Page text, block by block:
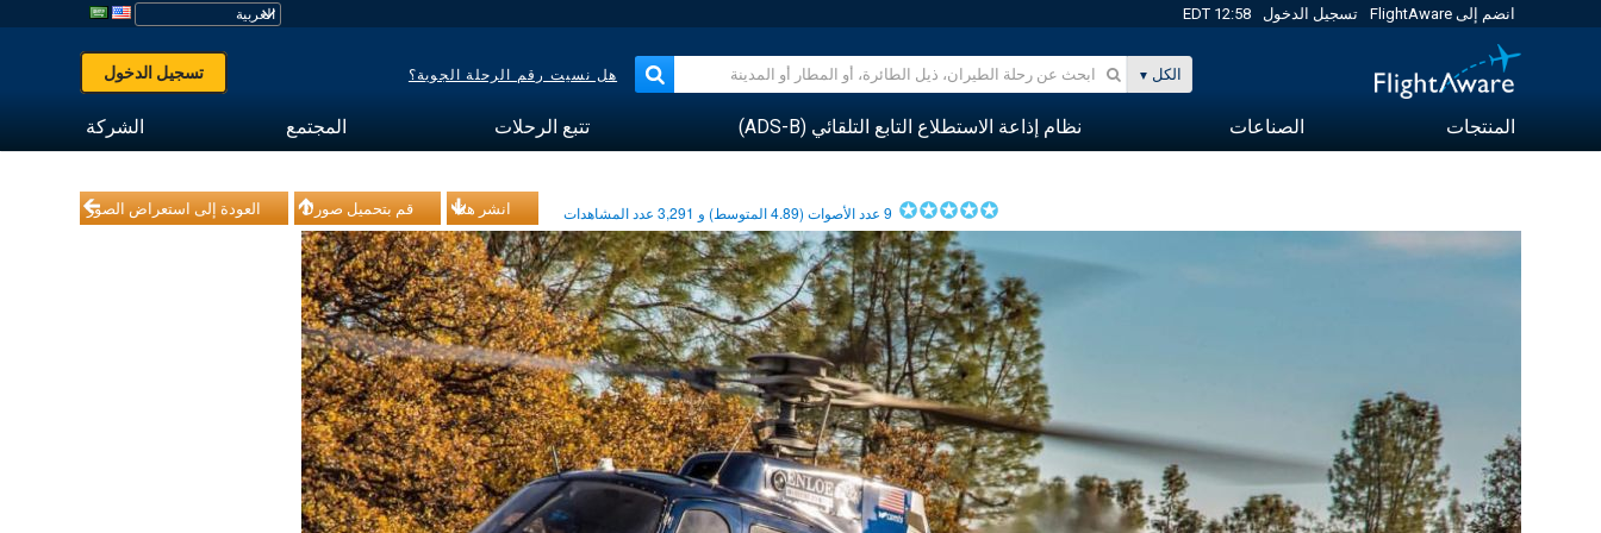
انضم إلى FlightAware تسجيل الدخول 12:58 EDT
الكل هل نسيت رقم الرحلة الجوية؟ تسجيل الدخول
المنتجات الصناعات نظام إذاعة الاستطلاع التابع التلقائي (ADS-B) تتبع الرحلات المجتمع الشركة
العودة إلى استعراض الصور قم بتحميل صورك انشر هذا 9عدد الأصوات (4.89المتوسط) و 3,291عدد المشاهدات